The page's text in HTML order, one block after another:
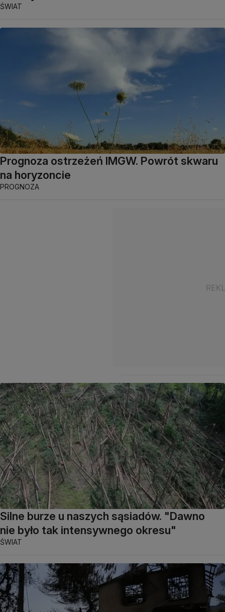
ŚWIAT
Prognoza ostrzeżeń IMGW. Powrót skwaru
na horyzoncie
PROGNOZA
Silne burze u naszych sąsiadów. "Dawno
nie było tak intensywnego okresu"
ŚWIAT